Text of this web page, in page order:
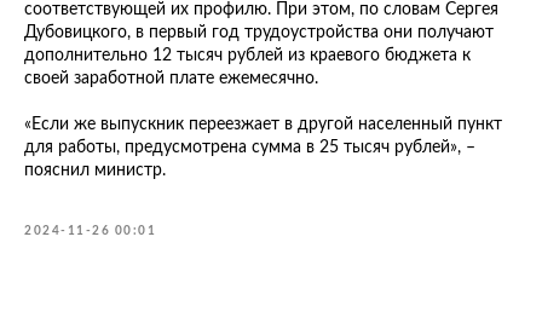
соответствующей их профилю. При этом, по словам Сергея
Дубовицкого, в первый год трудоустройства они получают
дополнительно 12 тысяч рублей из краевого бюджета к
своей заработной плате ежемесячно.
«Если же выпускник переезжает в другой населенный пункт
для работы, предусмотрена сумма в 25 тысяч рублей», –
пояснил министр.
2024-11-26 00:01